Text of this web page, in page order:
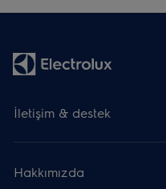
İletişim & destek
Hakkımızda